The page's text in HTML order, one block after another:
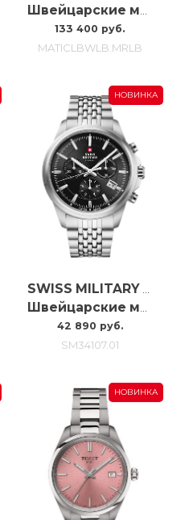
133 400 руб.
MATICLBWLB.MRLB
НОВИНКА
SWISS MILITARY BY CHRONO
Швейцарские мужские наручные часы с хронографом Swiss Military SM34107.01
42 890 руб.
SM34107.01
НОВИНКА